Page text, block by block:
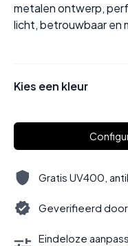
metalen ontwerp,
licht, betrouwbaar en
Kies een kleur
Gratis UV400,
Geverifieerd
Eindeloze